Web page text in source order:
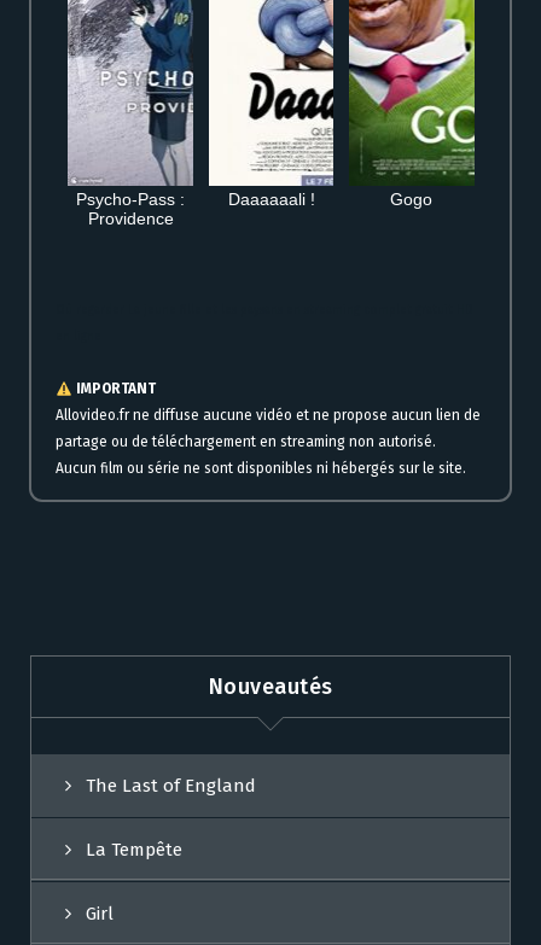
Psycho-Pass :
Providence
Daaaaaali ! Gogo
IMPORTANT
Allovideo.fr ne diffuse aucune vidéo et ne propose aucun lien de
partage ou de téléchargement en streaming non autorisé.
Aucun film ou série ne sont disponibles ni hébergés sur le site.
Nouveautés
The Last of England
La Tempête
Girl